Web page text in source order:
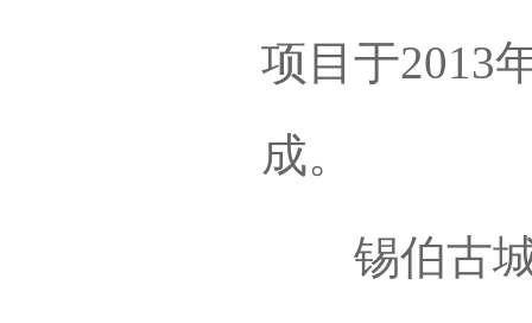
项目于2013
成。
锡伯古城